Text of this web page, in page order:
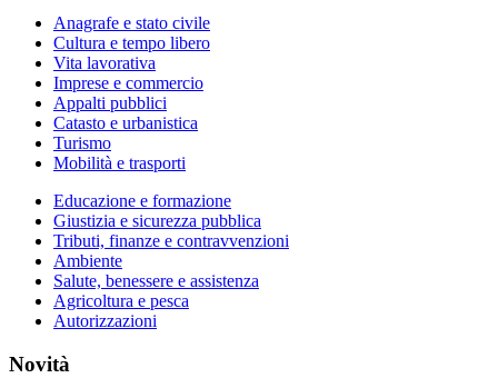
Anagrafe e stato civile
Cultura e tempo libero
Vita lavorativa
Imprese e commercio
Appalti pubblici
Catasto e urbanistica
Turismo
Mobilità e trasporti
Educazione e formazione
Giustizia e sicurezza pubblica
Tributi, finanze e contravvenzioni
Ambiente
Salute, benessere e assistenza
Agricoltura e pesca
Autorizzazioni
Novità